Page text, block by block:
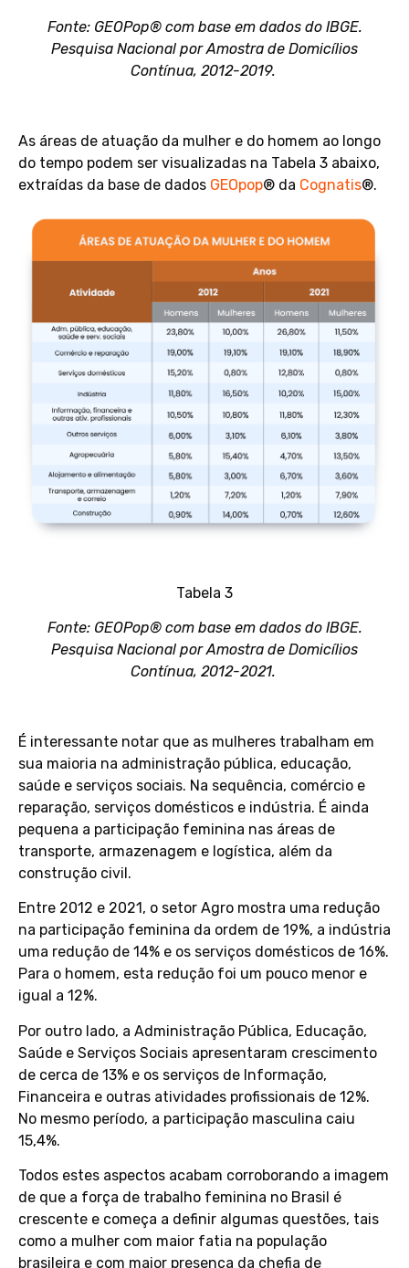
Fonte: GEOPop® com base em dados do IBGE.
Pesquisa Nacional por Amostra de Domicílios
Contínua, 2012-2019.
As áreas de atuação da mulher e do homem ao longo
do tempo podem ser visualizadas na Tabela 3 abaixo,
extraídas da base de dados GEOpop® da Cognatis®.
Tabela 3
Fonte: GEOPop® com base em dados do IBGE.
Pesquisa Nacional por Amostra de Domicílios
Contínua, 2012-2021.
É interessante notar que as mulheres trabalham em
sua maioria na administração pública, educação,
saúde e serviços sociais. Na sequência, comércio e
reparação, serviços domésticos e indústria. É ainda
pequena a participação feminina nas áreas de
transporte, armazenagem e logística, além da
construção civil.
Entre 2012 e 2021, o setor Agro mostra uma redução
na participação feminina da ordem de 19%, a indústria
uma redução de 14% e os serviços domésticos de 16%.
Para o homem, esta redução foi um pouco menor e
igual a 12%.
Por outro lado, a Administração Pública, Educação,
Saúde e Serviços Sociais apresentaram crescimento
de cerca de 13% e os serviços de Informação,
Financeira e outras atividades profissionais de 12%.
No mesmo período, a participação masculina caiu
15,4%.
Todos estes aspectos acabam corroborando a imagem
de que a força de trabalho feminina no Brasil é
crescente e começa a definir algumas questões, tais
como a mulher com maior fatia na população
brasileira e com maior presença da chefia de